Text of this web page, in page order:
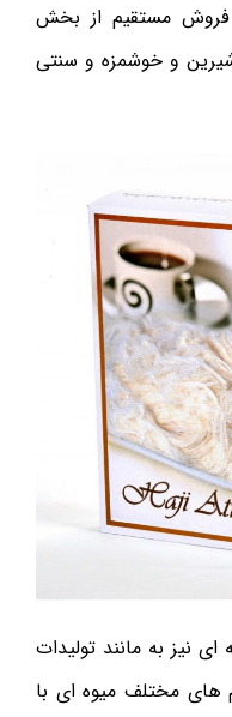
مستقیم از بخش
و خوشمزه و سنتی
ای نیز به مانند تولیدات
مختلف میوه ای با